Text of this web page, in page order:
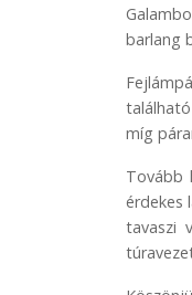
barlang
míg
Tovább
érdekes
tavaszi